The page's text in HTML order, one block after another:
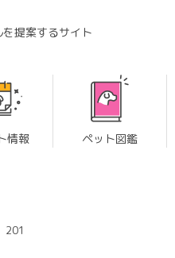
提案するサイト
情報 ペット図鑑
201